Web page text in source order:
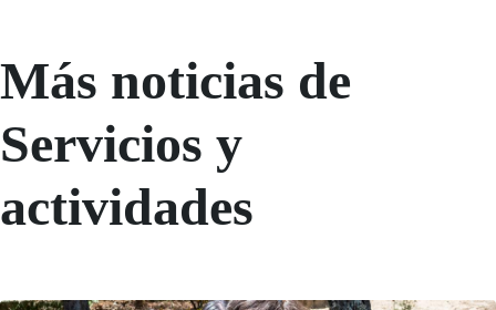
Más noticias de
Servicios y
actividades